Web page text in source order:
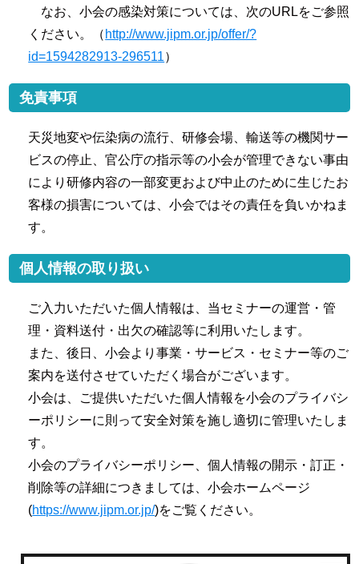
なお、小会の感染対策については、次のURLをご参照
ください。（ http://www.jipm.or.jp/offer/?
id=1594282913-296511）
免責事項
天災地変や伝染病の流行、研修会場、輸送等の機関サー
ビスの停止、官公庁の指示等の小会が管理できない事由
により研修内容の一部変更および中止のために生じたお
客様の損害については、小会ではその責任を負いかねま
す。
個人情報の取り扱い
ご入力いただいた個人情報は、当セミナーの運営・管
理・資料送付・出欠の確認等に利用いたします。
また、後日、小会より事業・サービス・セミナー等のご
案内を送付させていただく場合がございます。
小会は、ご提供いただいた個人情報を小会のプライバシ
ーポリシーに則って安全対策を施し適切に管理いたしま
す。
小会のプライバシーポリシー、個人情報の開示・訂正・
削除等の詳細につきましては、小会ホームページ
(https://www.jipm.or.jp/)をご覧ください。